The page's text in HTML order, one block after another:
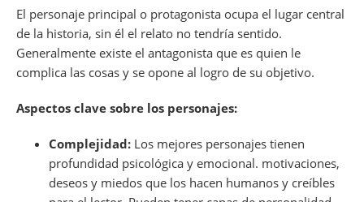
El personaje principal o protagonista ocupa el lugar central
de la historia, sin él el relato no tendría sentido.
Generalmente existe el antagonista que es quien le
complica las cosas y se opone al logro de su objetivo.
Aspectos clave sobre los personajes:
Complejidad: Los mejores personajes tienen
profundidad psicológica y emocional. motivaciones,
deseos y miedos que los hacen humanos y creíbles